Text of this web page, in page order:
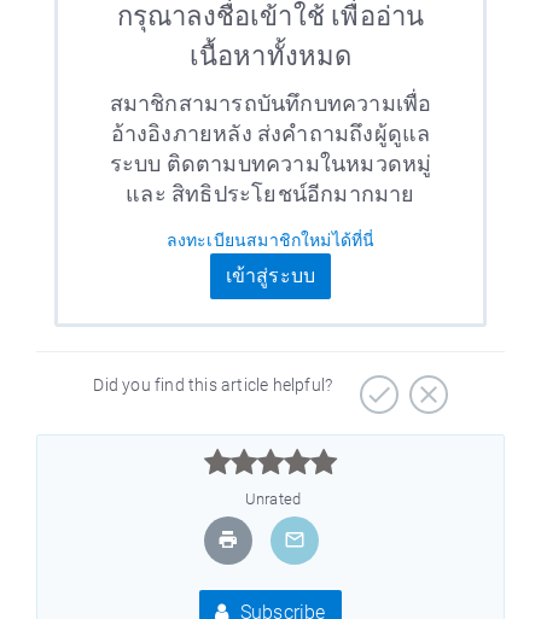
กรุณาลงชื่อเข้าใช้ เพื่ออ่าน
เนื้อหาทั้งหมด
สมาชิกสามารถบันทึกบทความเพื่อ
อ้างอิงภายหลัง ส่งคำถามถึงผู้ดูแล
ระบบ ติดตามบทความในหมวดหมู่
และ สิทธิประโยชน์อีกมากมาย
ลงทะเบียนสมาชิกใหม่ได้ที่นี่
เข้าสู่ระบบ
Did you find this article helpful?



Unrated
Subscribe